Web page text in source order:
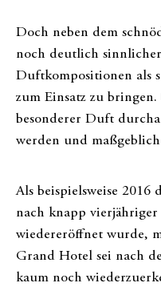
Doch neben dem
noch deutlich
Duftkompositionen als
zum Einsatz zu
besonderer Duft
werden und
Als beispielsweise 2016
nach knapp
wiedereröffnet wurde,
Grand Hotel sei nach
kaum noch